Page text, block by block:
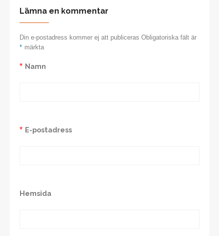
Lämna en kommentar
Din e-postadress kommer ej att publiceras Obligatoriska fält är
märkta
*
Namn
*
E-postadress
*
Hemsida